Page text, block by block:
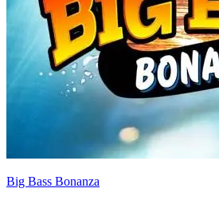
Big Bass Bonanza